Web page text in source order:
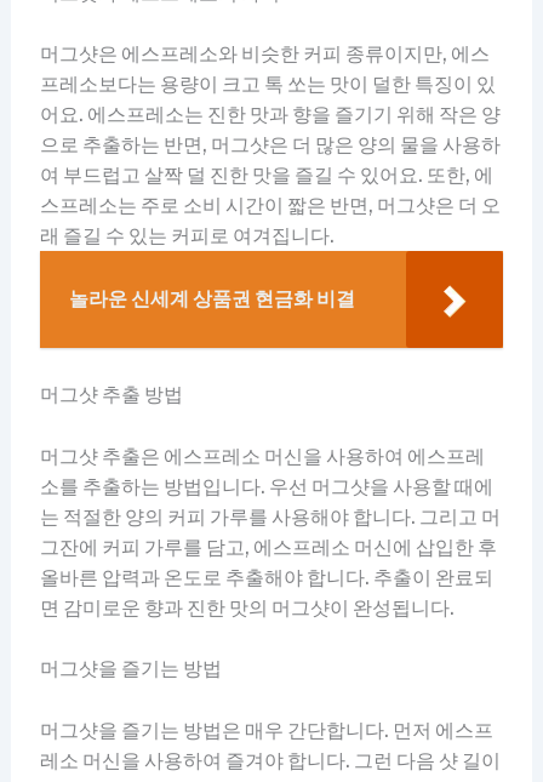
머그샷은 에스프레소와 비슷한 커피 종류이지만, 에스
프레소보다는 용량이 크고 톡 쏘는 맛이 덜한 특징이 있
어요. 에스프레소는 진한 맛과 향을 즐기기 위해 작은 양
으로 추출하는 반면, 머그샷은 더 많은 양의 물을 사용하
여 부드럽고 살짝 덜 진한 맛을 즐길 수 있어요. 또한, 에
스프레소는 주로 소비 시간이 짧은 반면, 머그샷은 더 오
래 즐길 수 있는 커피로 여겨집니다.
놀라운 신세계 상품권 현금화 비결
머그샷 추출 방법
머그샷 추출은 에스프레소 머신을 사용하여 에스프레
소를 추출하는 방법입니다. 우선 머그샷을 사용할 때에
는 적절한 양의 커피 가루를 사용해야 합니다. 그리고 머
그잔에 커피 가루를 담고, 에스프레소 머신에 삽입한 후
올바른 압력과 온도로 추출해야 합니다. 추출이 완료되
면 감미로운 향과 진한 맛의 머그샷이 완성됩니다.
머그샷을 즐기는 방법
머그샷을 즐기는 방법은 매우 간단합니다. 먼저 에스프
레소 머신을 사용하여 즐겨야 합니다. 그런 다음 샷 길이